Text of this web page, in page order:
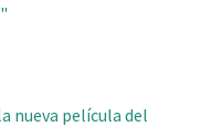
nueva película del